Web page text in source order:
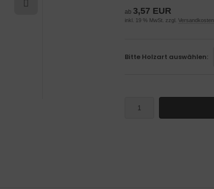
ab 3,57 EUR
inkl. 19 % MwSt. zzgl. Versandkosten
Bitte Holzart auswählen: